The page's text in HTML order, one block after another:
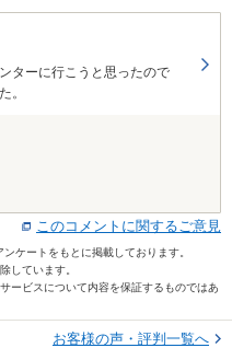
ターに行こうと思ったので
。
このコメントに関するご意見
ケートをもとに掲載しております。
しています。
ービスについて内容を保証するものではあ
お客様の声・評判一覧へ